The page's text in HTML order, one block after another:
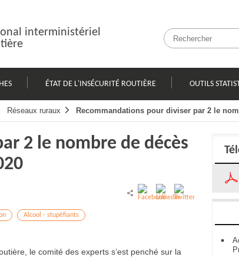
interministériel
ÉTAT DE L'INSÉCURITÉ ROUTIÈRE OUTILS
Réseaux ruraux Recommandations pour diviser par 2 le
2 le nombre de décès
Alcool - stupéfiants
le comité des experts s’est penché sur la